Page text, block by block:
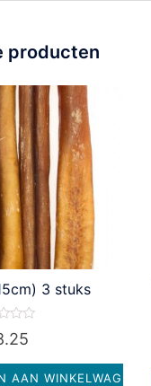
producten
3 stuks
AAN WINKELWAGEN